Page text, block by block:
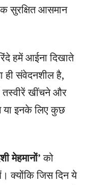
सुरक्षित आसमान
हमें आईना दिखाते
ही संवेदनशील है,
तस्वीरें खींचने और
या इनके लिए कुछ
मेहमानों’को
क्योंकि जिस दिन ये